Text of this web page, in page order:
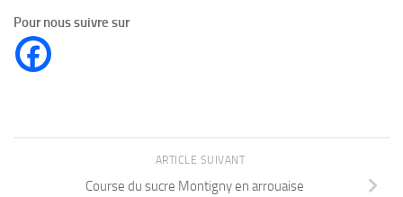
Pour nous suivre sur
ARTICLE SUIVANT
Course du sucre Montigny en arrouaise